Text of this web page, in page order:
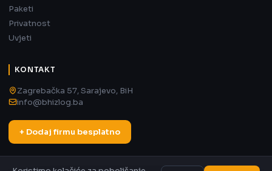
Paketi
Privatnost
Uvjeti
KONTAKT
Zagrebačka 57, Sarajevo, BiH
info@bhizlog.ba
+ Dodaj firmu besplatno